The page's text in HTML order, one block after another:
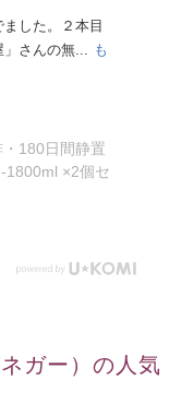
食事毎に飲ん
圧の安定に... も
180日間静置
1800ml ×2個セ
ガー）の人気